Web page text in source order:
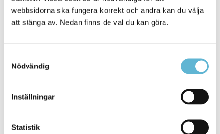
webbsidorna ska fungera korrekt och andra kan du välja
att stänga av. Nedan finns de val du kan göra.
Nödvändig
Inställningar
Statistik
KONTAKT
Besöksadress